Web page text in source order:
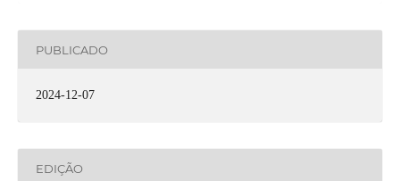
PUBLICADO
2024-12-07
EDIÇÃO